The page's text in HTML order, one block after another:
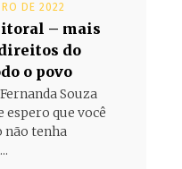
DE 2022
– mais
do
o povo
Souza
que você
não tenha